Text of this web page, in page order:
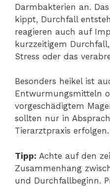
Darmbakterien an.
kippt, Durchfall
reagieren auch auf
kurzzeitigem
Stress oder das
Besonders heikel ist
Entwurmungsmitteln
vorgeschädigtem
sollten nur in
Tierarztpraxis erfolgen.
Tipp: Achte auf den
Zusammenhang
und Durchfallbeginn.